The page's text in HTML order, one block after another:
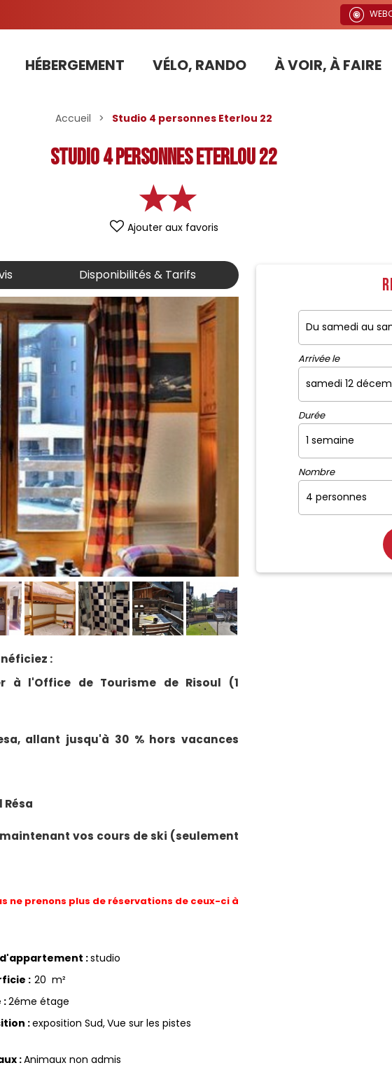
HÉBERGEMENT VÉLO, RANDO À VOIR, À FAIRE
Accueil > Studio 4 personnes Eterlou 22
Studio 4 personnes Eterlou 22
Ajouter aux favoris
Disponibilités & Tarifs
Arrivée le
Durée
Nombre
:
à l'Office de Tourisme de Risoul (1
allant jusqu'à 30 % hors vacances
vos cours de ski (seulement
ne prenons plus de réservations de ceux-ci à
:studio
: 20 m²
:2éme étage
:exposition Sud Vue sur les pistes
:Animaux non admis